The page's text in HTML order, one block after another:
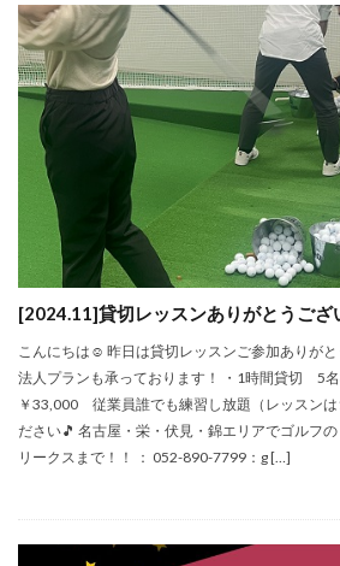
[2024.11]貸切レッスンありがとうござ
こんにちは☺ 昨日は貸切レッスンご参加ありが
法人プランも承っております！ ・1時間貸切 5
￥33,000 従業員誰でも練習し放題（レッスンは
ださい🎵 名古屋・栄・伏見・錦エリアでゴルフ
リークスまで！！ ： 052-890-7799：g […]